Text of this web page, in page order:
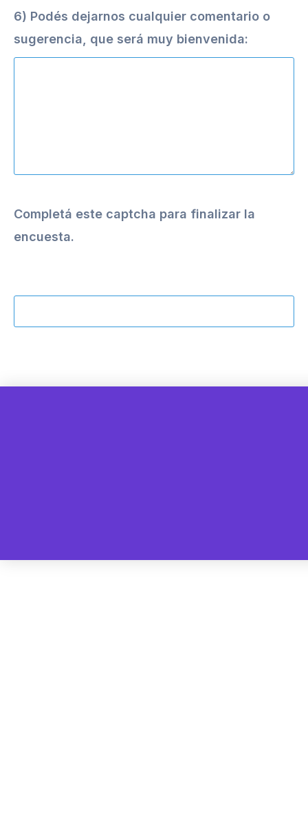
6) Podés dejarnos cualquier comentario o
sugerencia, que será muy bienvenida:
Completá este captcha para finalizar la
encuesta.